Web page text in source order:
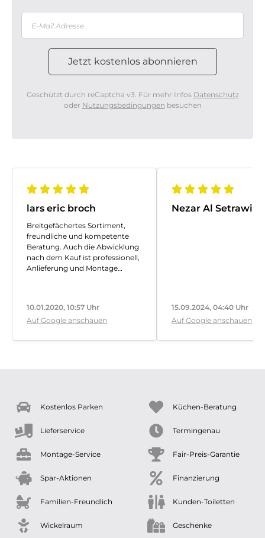
Geschützt durch reCaptcha v3. Für mehr Infos Datenschutz
oder Nutzungsbedingungen besuchen
lars eric broch
Breitgefächertes Sortiment,
freundliche und kompetente
Beratung. Auch die Abwicklung
nach dem Kauf ist professionell,
Anlieferung und Montage
10.01.2020, 10:57 Uhr
Auf Google anschauen
Nezar Al Setrawi
15.09.2024, 04:40 Uhr
Auf Google anschauen
Kostenlos Parken Küchen-Beratung
Lieferservice Termingenau
Montage-Service Fair-Preis-Garantie
Spar-Aktionen Finanzierung
Familien-Freundlich Kunden-Toiletten
Wickelraum Geschenke